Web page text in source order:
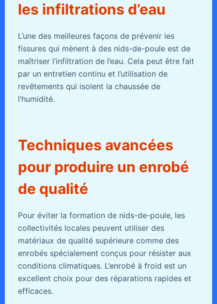
les infiltrations d’eau
L’une des meilleures façons de prévenir les
fissures qui mènent à des nids-de-poule est de
maîtriser l’infiltration de l’eau. Cela peut être fait
par un entretien continu et l’utilisation de
revêtements qui isolent la chaussée de
l’humidité.
Techniques avancées
pour produire un enrobé
de qualité
Pour éviter la formation de nids-de-poule, les
collectivités locales peuvent utiliser des
matériaux de qualité supérieure comme des
enrobés spécialement conçus pour résister aux
conditions climatiques. L’enrobé à froid est un
excellent choix pour des réparations rapides et
efficaces.